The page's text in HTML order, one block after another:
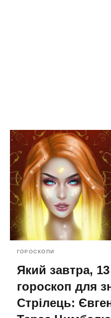
ГОРОСКОПИ
Який завтра,
гороскоп для
Стрілець: